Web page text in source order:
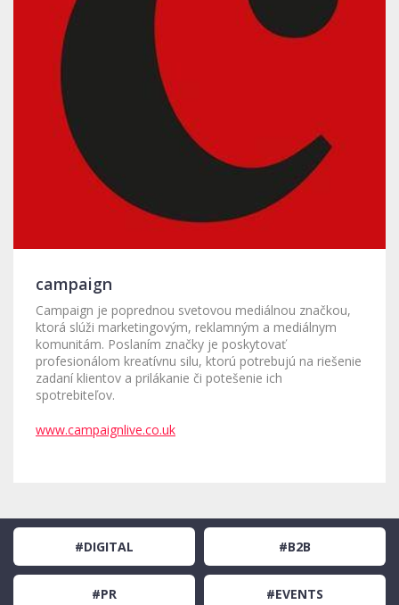
campaign
Campaign je poprednou svetovou mediálnou značkou,
ktorá slúži marketingovým, reklamným a mediálnym
komunitám. Poslaním značky je poskytovať
profesionálom kreatívnu silu, ktorú potrebujú na riešenie
zadaní klientov a prilákanie či potešenie ich
spotrebiteľov.
www.campaignlive.co.uk
#DIGITAL #B2B
#PR #EVENTS